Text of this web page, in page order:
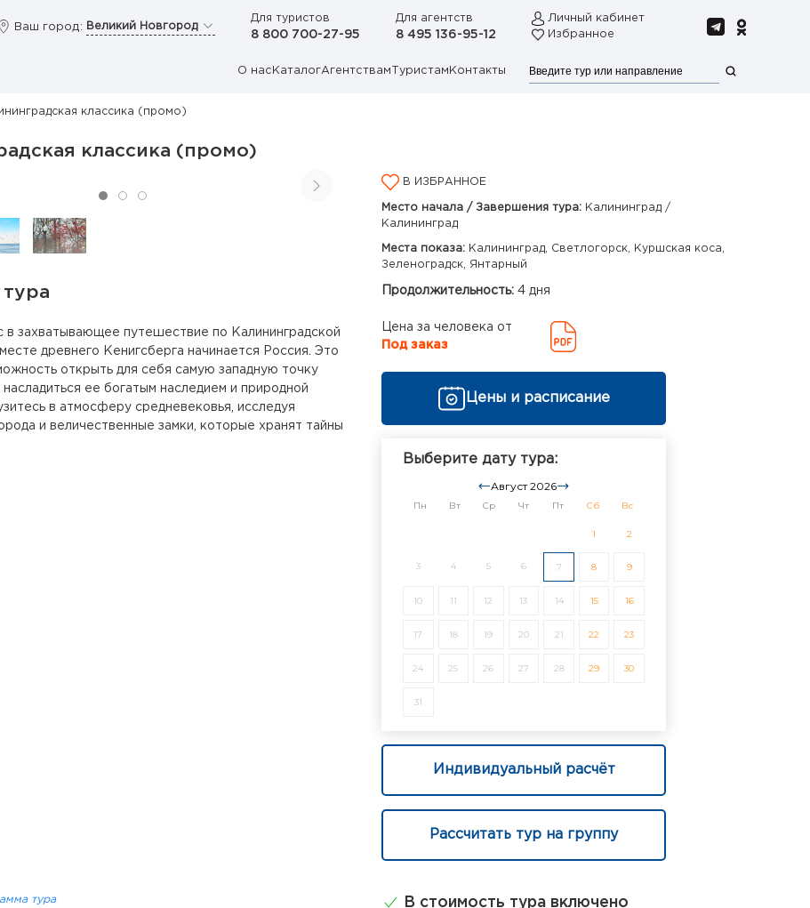
Ваш город: Великий Новгород
Для туристов
8 800 700-27-95
Для агентств
8 495 136-95-12
Личный кабинет
Избранное
О нас КаталогАгентствам Туристам Контакты
классика (промо)
классика (промо)
в захватывающее путешествие по Калининградской
древнего Кенигсберга начинается Россия. Это
открыть для себя самую западную точку
ее богатым наследием и природной
в атмосферу средневековья, исследуя
и величественные замки, которые хранят тайны
В ИЗБРАННОЕ
Место начала / Завершения тура: Калининград /
Калининград
Места показа: Калининград, Светлогорск, Куршская коса,
Зеленоградск, Янтарный
Продолжительность: 4 дня
Цена за человека от
Под заказ
Цены и расписание
Выберите дату тура:
Август 2026
Пн Вт Ср Чт Пт Сб Вс
1 2
3 4 5 6 7 8 9
10 11 12 13 14 15 16
17 18 19 20 21 22 23
24 25 26 27 28 29 30
31
Индивидуальный расчёт
Рассчитать тур на группу
тура В стоимость тура включено